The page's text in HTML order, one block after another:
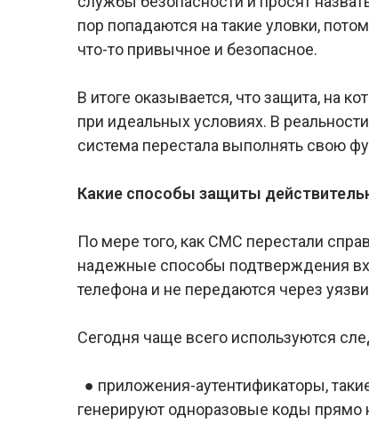
пор попадаются на такие уловки,
что-то привычное и безопасное.
В итоге оказывается, что защита, на
при идеальных условиях. В
система перестала выполнять свою
Какие способы защиты
По мере того, как СМС перестали
надежные способы подтверждения
телефона и не передаются через
Сегодня чаще всего используются
● приложения-аутентификаторы,
генерируют одноразовые коды прямо